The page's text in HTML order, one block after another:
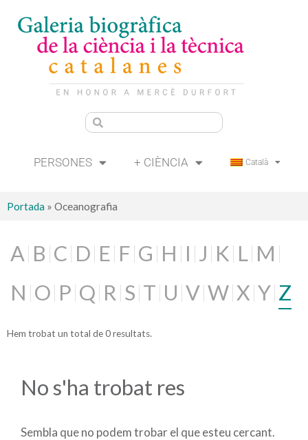
PERSONES + CIÈNCIA Català
Portada » Oceanografia
A B C D E F G H I J K L M
N O P Q R S T U V W X Y Z
Hem trobat un total de 0 resultats.
No s'ha trobat res
Sembla que no podem trobar el que esteu cercant.